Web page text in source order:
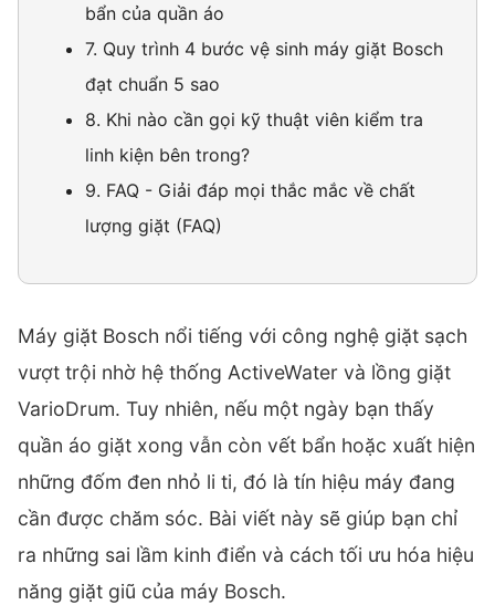
bẩn của quần áo
7. Quy trình 4 bước vệ sinh máy giặt Bosch
đạt chuẩn 5 sao
8. Khi nào cần gọi kỹ thuật viên kiểm tra
linh kiện bên trong?
9. FAQ - Giải đáp mọi thắc mắc về chất
lượng giặt (FAQ)
Máy giặt Bosch nổi tiếng với công nghệ giặt sạch
vượt trội nhờ hệ thống ActiveWater và lồng giặt
VarioDrum. Tuy nhiên, nếu một ngày bạn thấy
quần áo giặt xong vẫn còn vết bẩn hoặc xuất hiện
những đốm đen nhỏ li ti, đó là tín hiệu máy đang
cần được chăm sóc. Bài viết này sẽ giúp bạn chỉ
ra những sai lầm kinh điển và cách tối ưu hóa hiệu
năng giặt giũ của máy Bosch.